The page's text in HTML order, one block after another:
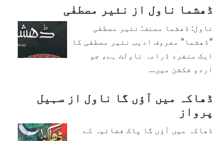
ڈھشما ناول از نئیر مصطفٰی
ناول: ڈھشما مصنف: نئیر مصطفٰی
"ڈھشما" معروف ادیب نئیر مصطفٰی کا
ایک منفرد ڈرامہ ناولٹ ہے، جو
اردو فکشن میں…
ڈھاکہ میں آؤں گا ناول از سہیل
پرواز
ڈھاکہ میں آؤں گا پاک فضائیہ کے